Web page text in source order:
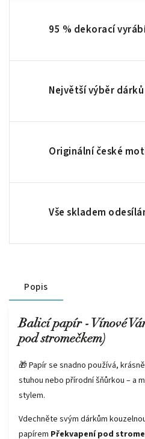
95 % dekorací
Největší výběr
Originální české
Vše skladem
Popis
Balicí papír - Vínové
pod stromečkem)
🎁 Papír se snadno používá,
stuhou nebo přírodní šňůrkou – a
stylem.
Vdechněte svým dárkům
papírem Překvapení pod